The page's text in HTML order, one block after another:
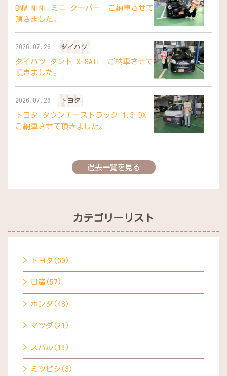
BMW MINI ミニ クーパー ご納車させて
頂きました。
2026.07.26 ダイハツ
ダイハツ タント X SAII ご納車させて
頂きました。
2026.07.26 トヨタ
トヨタ タウンエーストラック 1.5 DX
ご納車させて頂きました。
過去一覧を見る
カテゴリーリスト
トヨタ(69)
日産(57)
ホンダ(48)
マツダ(21)
スバル(15)
ミツビシ(3)